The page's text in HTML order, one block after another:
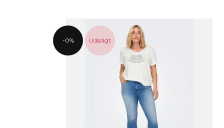
-0% Udsolgt